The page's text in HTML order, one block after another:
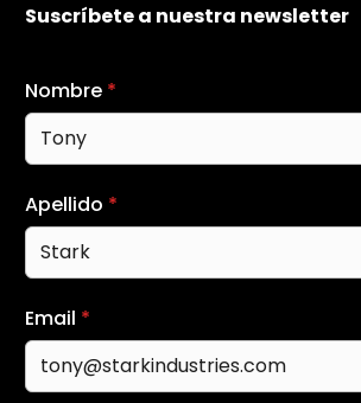
Suscríbete a nuestra newsletter
Nombre *
Apellido *
Email *